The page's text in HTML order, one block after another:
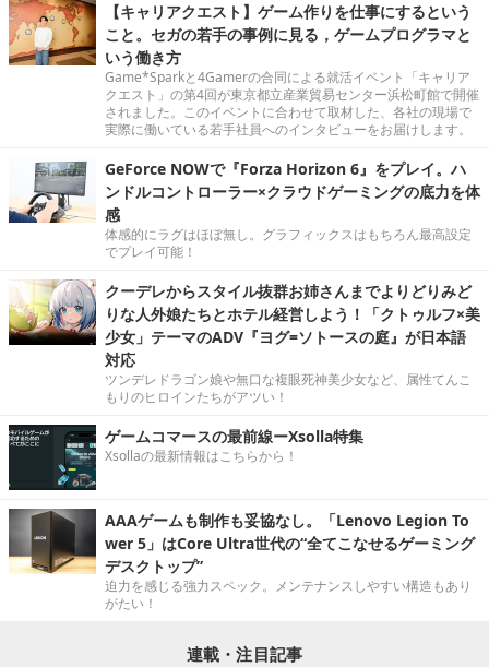
【キャリアクエスト】ゲーム作りを仕事にするという
こと。セガの若手の事例に見る，ゲームプログラマと
いう働き方
Game*Sparkと4Gamerの合同による就活イベント「キャリア
クエスト」の第4回が東京都立産業貿易センター浜松町館で開催
されました。このイベントに合わせて取材した、各社の現場で
実際に働いている若手社員へのインタビューをお届けします。
GeForce NOWで『Forza Horizon 6』をプレイ。ハ
ンドルコントローラー×クラウドゲーミングの底力を体
感
体感的にラグはほぼ無し。グラフィックスはもちろん最高設定
でプレイ可能！
クーデレからスタイル抜群お姉さんまでよりどりみど
りな人外娘たちとホテル経営しよう！「クトゥルフ×美
少女」テーマのADV『ヨグ=ソトースの庭』が日本語
対応
ツンデレドラゴン娘や無口な複眼死神美少女など、属性てんこ
もりのヒロインたちがアツい！
ゲームコマースの最前線ーXsolla特集
Xsollaの最新情報はこちらから！
AAAゲームも制作も妥協なし。「Lenovo Legion To
wer 5」はCore Ultra世代の“全てこなせるゲーミング
デスクトップ”
迫力を感じる強力スペック。メンテナンスしやすい構造もあり
がたい！
連載・注目記事